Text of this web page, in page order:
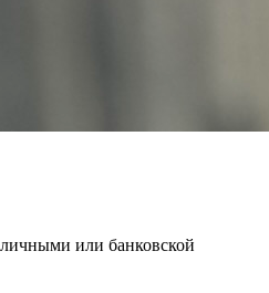
или банковской